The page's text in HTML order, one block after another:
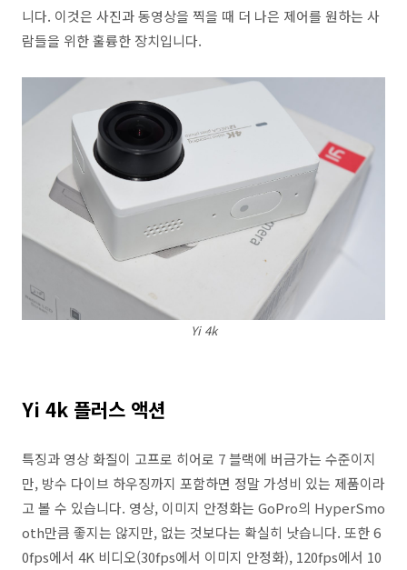
니다. 이것은 사진과 동영상을 찍을 때 더 나은 제어를 원하는 사
람들을 위한 훌륭한 장치입니다.
Yi 4k
Yi 4k 플러스 액션
특징과 영상 화질이 고프로 히어로 7 블랙에 버금가는 수준이지
만, 방수 다이브 하우징까지 포함하면 정말 가성비 있는 제품이라
고 볼 수 있습니다. 영상, 이미지 안정화는 GoPro의 HyperSmo
oth만큼 좋지는 않지만, 없는 것보다는 확실히 낫습니다. 또한 6
0fps에서 4K 비디오(30fps에서 이미지 안정화), 120fps에서 10